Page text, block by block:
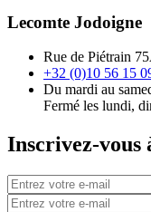
Lecomte Jodoigne
Rue de Piétrain
+32 (0)10 56 15
Du mardi au
Fermé les lundi,
Inscrivez-vous